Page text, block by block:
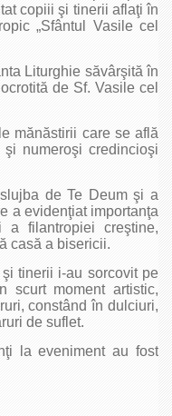
copiii şi tinerii aflaţi în
„Sfântul Vasile cel
Liturghie săvârşită în
de Sf. Vasile cel
mănăstirii care se află
numeroşi credincioşi
de Te Deum şi a
a evidenţiat importanţa
filantropiei creştine,
casă a bisericii.
tinerii i-au sorcovit pe
scurt moment artistic,
constând în dulciuri,
de suflet.
la eveniment au fost